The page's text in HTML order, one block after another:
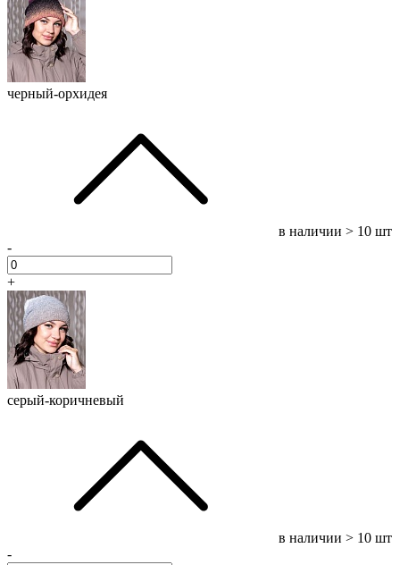
черный-орхидея
в наличии > 10 шт
-
+
серый-коричневый
в наличии > 10 шт
-